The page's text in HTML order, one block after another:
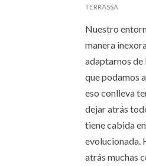
TERRASSA
Nuestro
manera
adaptarnos de
que podamos
eso conlleva
dejar atrás
tiene cabida
evolucionada.
atrás muchas